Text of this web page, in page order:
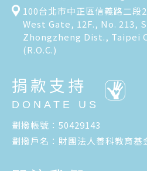
100台北市中正區信義路二段
West Gate, 12F., No. 213,
Zhongzheng Dist., Taipei
(R.O.C.)
捐款支持
DONATE US
劃撥帳號：50429143
劃撥戶名：財團法人善科教育基